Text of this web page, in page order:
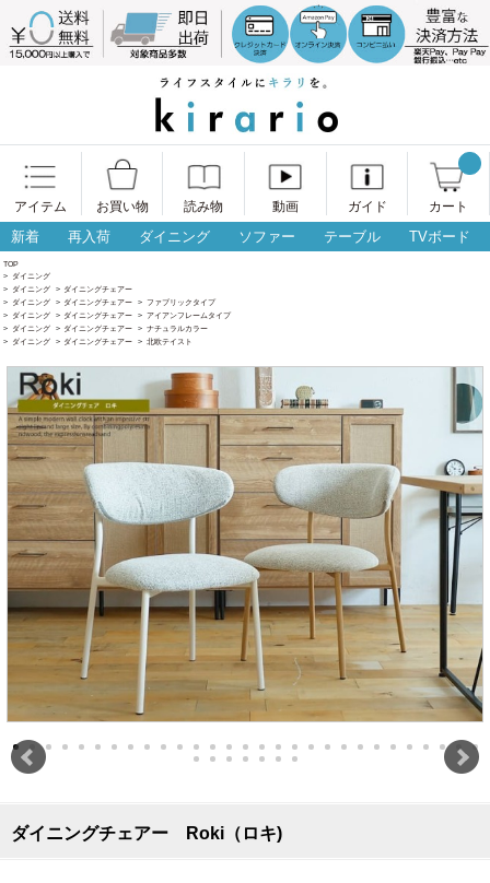
アイテム お買い物 読み物 動画 ガイド カート
新着 再入荷 ダイニング ソファー テーブル TVボード
TOP
> ダイニング
> ダイニング > ダイニングチェアー
> ダイニング > ダイニングチェアー > ファブリックタイプ
> ダイニング > ダイニングチェアー > アイアンフレームタイプ
> ダイニング > ダイニングチェアー > ナチュラルカラー
> ダイニング > ダイニングチェアー > 北欧テイスト
ダイニングチェアー Roki（ロキ)